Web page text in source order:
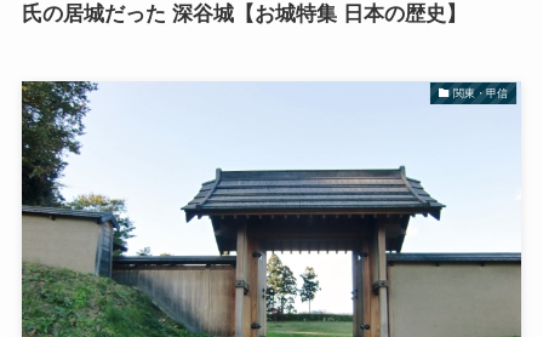
氏の居城だった 深谷城【お城特集 日本の歴史】
関東・甲信